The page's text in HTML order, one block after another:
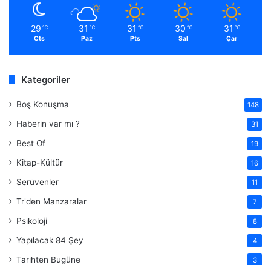
29 ℃
Cts
31 ℃
Paz
31 ℃
Pts
30 ℃
Sal
31 ℃
Çar
Kategoriler
Boş Konuşma 148
Haberin var mı ? 31
Best Of 19
Kitap-Kültür 16
Serüvenler 11
Tr'den Manzaralar 7
Psikoloji 8
Yapılacak 84 Şey 4
Tarihten Bugüne 3